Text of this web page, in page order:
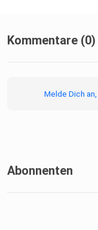
Kommentare (0)
Melde Dich
Abonnenten